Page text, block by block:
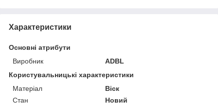
Характеристики
Основні атрибути
Виробник
ADBL
Користувальницькі характеристики
Матеріал
Віск
Стан
Новий